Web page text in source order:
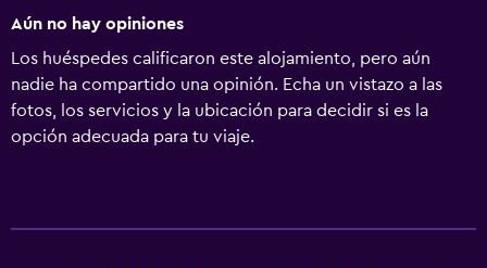
Aún no hay opiniones
Los huéspedes calificaron este alojamiento, pero aún
nadie ha compartido una opinión. Echa un vistazo a las
fotos, los servicios y la ubicación para decidir si es la
opción adecuada para tu viaje.